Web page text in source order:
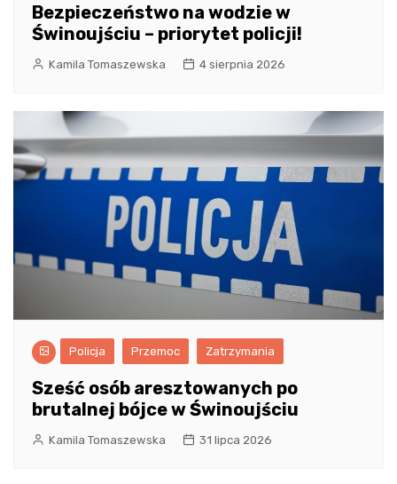
Bezpieczeństwo na wodzie w
Świnoujściu – priorytet policji!
Kamila Tomaszewska 4 sierpnia 2026
Policja Przemoc Zatrzymania
Sześć osób aresztowanych po
brutalnej bójce w Świnoujściu
Kamila Tomaszewska 31 lipca 2026